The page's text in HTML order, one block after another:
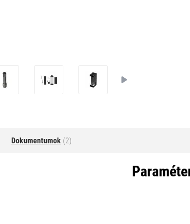
Dokumentumok (2)